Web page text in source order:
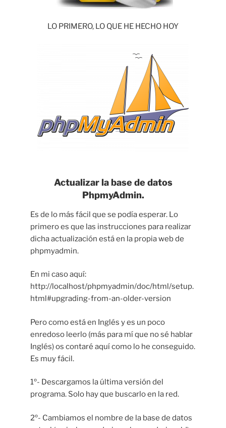
LO PRIMERO, LO QUE HE HECHO HOY
Actualizar la base de datos
PhpmyAdmin.
Es de lo más fácil que se podía esperar. Lo
primero es que las instrucciones para realizar
dicha actualización está en la propia web de
phpmyadmin.
En mi caso aquí:
http://localhost/phpmyadmin/doc/html/setup.
html#upgrading-from-an-older-version
Pero como está en Inglés y es un poco
enredoso leerlo (más para mí que no sé hablar
Inglés) os contaré aquí como lo he conseguido.
Es muy fácil.
1º- Descargamos la última versión del
programa. Solo hay que buscarlo en la red.
2º- Cambiamos el nombre de la base de datos